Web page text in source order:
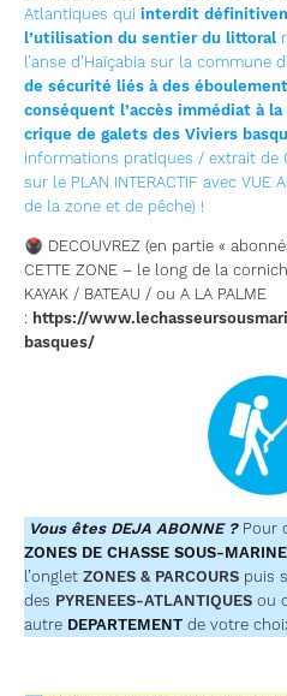
Atlantiques qui interdit
l’utilisation du sentier du littoral
l’anse d’Haïçabia sur la commune
de sécurité liés à des
conséquent l’accès immédiat à
crique de galets des Viviers
informations pratiques / extrait de
sur le PLAN INTERACTIF avec VUE
de la zone et de pêche) !
🖲 DECOUVREZ (en partie «
CETTE ZONE – le long de la
KAYAK / BATEAU / ou A LA PALME
: https://
basques/
Vous êtes DEJA ABONNE ?Pour
ZONES DE CHASSE SOUS-MARINE
l’onglet ZONES & PARCOURS puis
des PYRENEES-ATLANTIQUES ou
autre DEPARTEMENT de votre